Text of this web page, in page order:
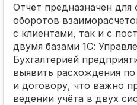
Отчёт предназначен для
оборотов
с клиентами, так и с
двумя базами 1С:
Бухгалтерией
выявить расхождения
и договору, что важно
ведении учёта в двух